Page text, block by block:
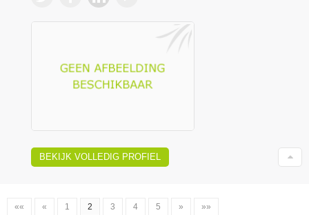
BEKIJK VOLLEDIG PROFIEL
«« « 1 2 3 4 5 » »»